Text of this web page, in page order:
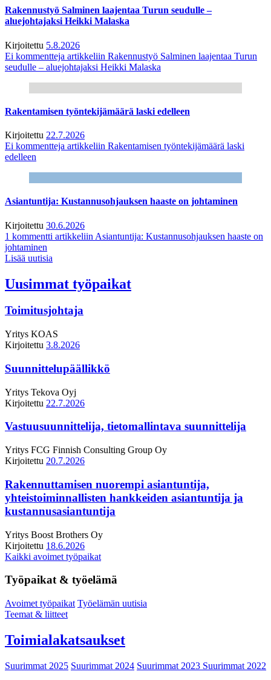
Rakennustyö Salminen laajentaa Turun seudulle –
aluejohtajaksi Heikki Malaska
Kirjoitettu 5.8.2026
Ei kommentteja artikkeliin Rakennustyö Salminen laajentaa Turun
seudulle – aluejohtajaksi Heikki Malaska
Rakentamisen työntekijämäärä laski edelleen
Kirjoitettu 22.7.2026
Ei kommentteja artikkeliin Rakentamisen työntekijämäärä laski
edelleen
Asiantuntija: Kustannusohjauksen haaste on johtaminen
Kirjoitettu 30.6.2026
1 kommentti artikkeliin Asiantuntija: Kustannusohjauksen haaste on
johtaminen
Lisää uutisia
Uusimmat työpaikat
Toimitusjohtaja
Yritys KOAS
Kirjoitettu 3.8.2026
Suunnittelupäällikkö
Yritys Tekova Oyj
Kirjoitettu 22.7.2026
Vastuusuunnittelija, tietomallintava suunnittelija
Yritys FCG Finnish Consulting Group Oy
Kirjoitettu 20.7.2026
Rakennuttamisen nuorempi asiantuntija,
yhteistoiminnallisten hankkeiden asiantuntija ja
kustannusasiantuntija
Yritys Boost Brothers Oy
Kirjoitettu 18.6.2026
Kaikki avoimet työpaikat
Työpaikat & työelämä
Avoimet työpaikat Työelämän uutisia
Teemat & liitteet
Toimialakatsaukset
Suurimmat 2025 Suurimmat 2024 Suurimmat 2023 Suurimmat 2022